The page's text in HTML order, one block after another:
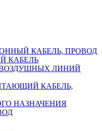
КАБЕЛЬ, ПРОВОД
КАБЕЛЬ
ЛИНИЙ
КАБЕЛЬ,
НАЗНАЧЕНИЯ